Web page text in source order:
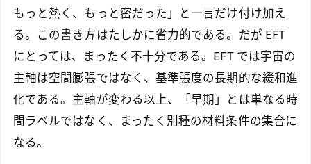
もっと熱く、もっと密だった」と一言だけ付け加え
る。この書き方はたしかに省力的である。だが EFT
にとっては、まったく不十分である。EFT では宇宙の
主軸は空間膨張ではなく、基準張度の長期的な緩和進
化である。主軸が変わる以上、「早期」とは単なる時
間ラベルではなく、まったく別種の材料条件の集合に
なる。